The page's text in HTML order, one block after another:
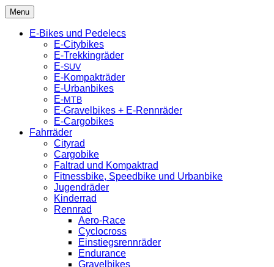
Menu
E‑Bikes und Pedelecs
E‑Citybikes
E‑Trekkingräder
E‑SUV
E‑Kompakträder
E‑Urbanbikes
E‑MTB
E‑Gravelbikes + E‑Rennräder
E‑Cargobikes
Fahrräder
Cityrad
Cargobike
Faltrad und Kompaktrad
Fitnessbike, Speedbike und Urbanbike
Jugendräder
Kinderrad
Rennrad
Aero-Race
Cyclocross
Einstiegsrennräder
Endurance
Gravelbikes